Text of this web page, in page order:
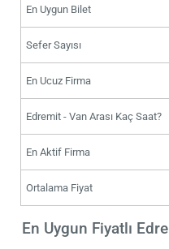
En Uygun Bilet
Sefer Sayısı
En Ucuz Firma
Edremit - Van Arası Kaç Saat?
En Aktif Firma
Ortalama Fiyat
En Uygun Fiyatlı